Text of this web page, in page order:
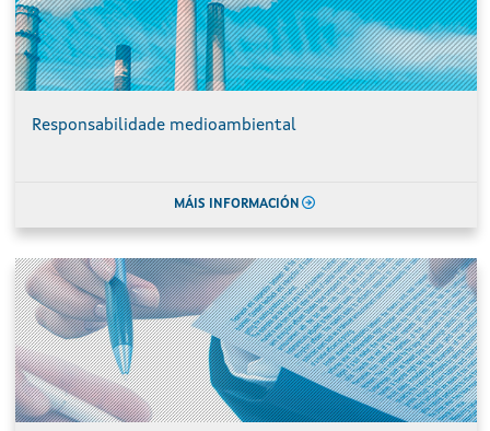
Responsabilidade medioambiental
MÁIS INFORMACIÓN